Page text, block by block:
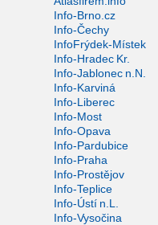
Info-Brno.cz
Info-Čechy
InfoFrýdek-Místek
Info-Hradec Kr.
Info-Jablonec n.N.
Info-Karviná
Info-Liberec
Info-Most
Info-Opava
Info-Pardubice
Info-Praha
Info-Prostějov
Info-Teplice
Info-Ústí n.L.
Info-Vysočina